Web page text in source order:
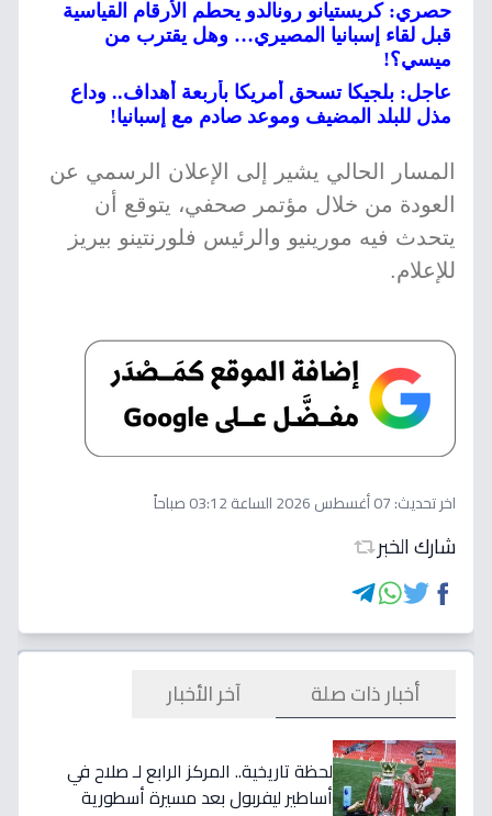
حصري: كريستيانو رونالدو يحطم الأرقام القياسية
قبل لقاء إسبانيا المصيري… وهل يقترب من
ميسي؟!
عاجل: بلجيكا تسحق أمريكا بأربعة أهداف.. وداع
مذل للبلد المضيف وموعد صادم مع إسبانيا!
المسار الحالي يشير إلى الإعلان الرسمي عن
العودة من خلال مؤتمر صحفي، يتوقع أن
يتحدث فيه مورينيو والرئيس فلورنتينو بيريز
للإعلام.
اخر تحديث:07 أغسطس 2026 الساعة 03:12 صباحاً
شارك الخبر
أخبار ذات صلة آخر الأخبار
لحظة تاريخية.. المركز الرابع لـ صلاح في
أساطير ليفربول بعد مسيرة أسطورية